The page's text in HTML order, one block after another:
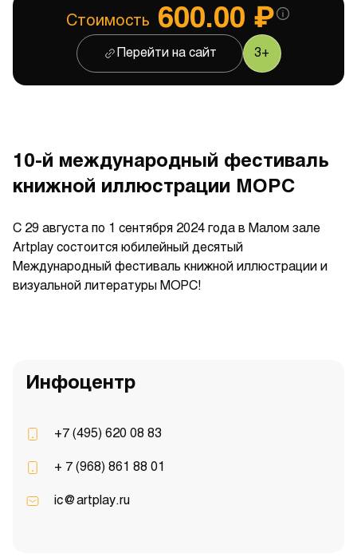
Стоимость 600.00 ₽
Перейти на сайт 3+
10-й международный фестиваль
книжной иллюстрации МОРС
С 29 августа по 1 сентября 2024 года в Малом зале
Artplay состоится юбилейный десятый
Международный фестиваль книжной иллюстрации и
визуальной литературы МОРС!
Инфоцентр
+7 (495) 620 08 83
+ 7 (968) 861 88 01
ic@artplay.ru